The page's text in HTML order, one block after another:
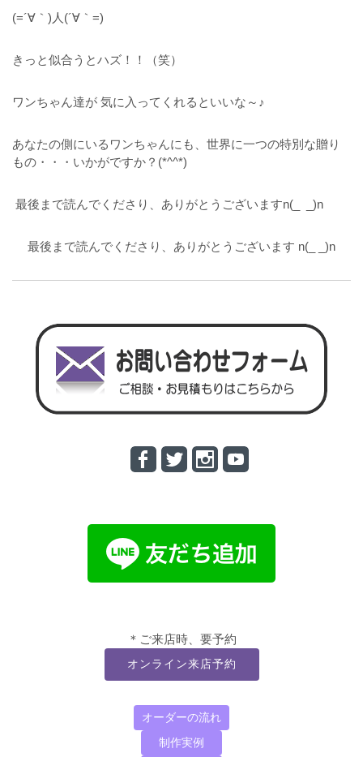
(=´∀｀)人(´∀｀=)
きっと似合うとハズ！！（笑）
ワンちゃん達が 気に入ってくれるといいな～♪
あなたの側にいるワンちゃんにも、世界に一つの特別な贈り
もの・・・いかがですか？(*^^*)
最後まで読んでくださり、ありがとうございますn(_ _)n
最後まで読んでくださり、ありがとうございます n(_ _)n
＊ご来店時、要予約
オンライン来店予約
オーダーの流れ
制作実例